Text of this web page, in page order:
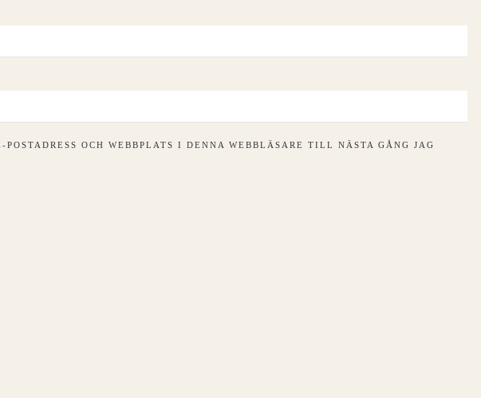
OCH WEBBPLATS I DENNA WEBBLÄSARE TILL NÄSTA GÅNG JAG